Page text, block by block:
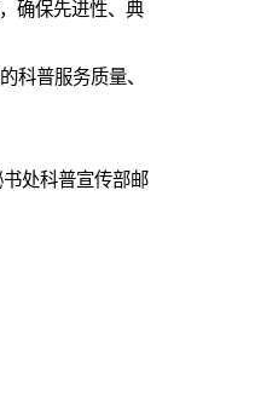
确保先进性、典
科普服务质量、
处科普宣传部邮